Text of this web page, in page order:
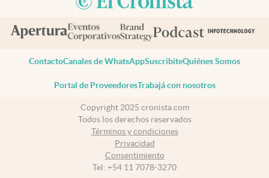
ContactoCanales de WhatsAppSuscribiteQuiénes Somos
Portal de ProveedoresTrabajá con nosotros
Copyright 2025 cronista.com
Todos los derechos reservados
Términos y condiciones
Privacidad
Consentimiento
Tel: +54 11 7078-3270